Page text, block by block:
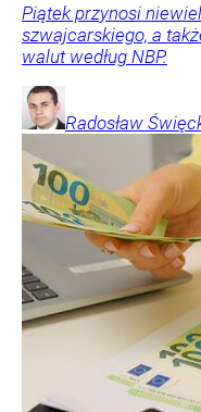
Piątek przynosi
szwajcarskiego, a
walut według NBP.
Radosław